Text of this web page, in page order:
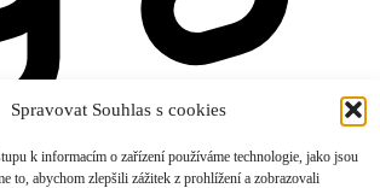
Spravovat Souhlas s cookies
k informacím o zařízení používáme technologie, jako jsou
to, abychom zlepšili zážitek z prohlížení a zobrazovali